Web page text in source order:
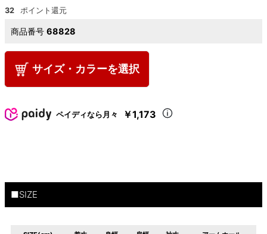
32
商品番号 68828
サイズ・カラーを選択
ペイディなら月々 ￥1,173
■SIZE